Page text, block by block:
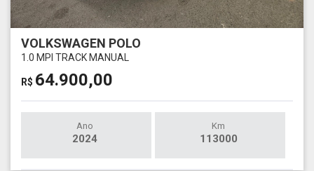
VOLKSWAGEN POLO
1.0 MPI TRACK MANUAL
R$ 64.900,00
Ano
2024
Km
113000